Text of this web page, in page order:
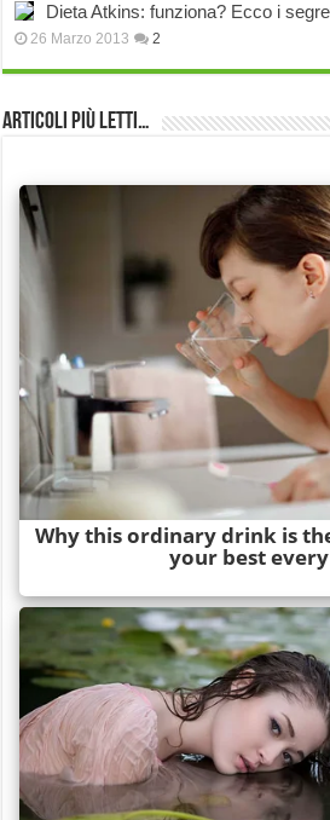
Dieta Atkins: funziona? Ecco i
26 Marzo 2013 2
Articoli più Letti…